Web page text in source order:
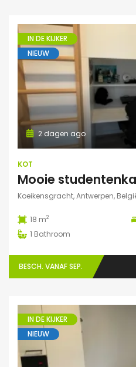
IN DE KIJKER
NIEUW
2 dagen ago
KOT
Koeikensgracht, Antwerpen,
18 m2
1 Bathroom
BESCH. VANAF SEP.
IN DE KIJKER
NIEUW